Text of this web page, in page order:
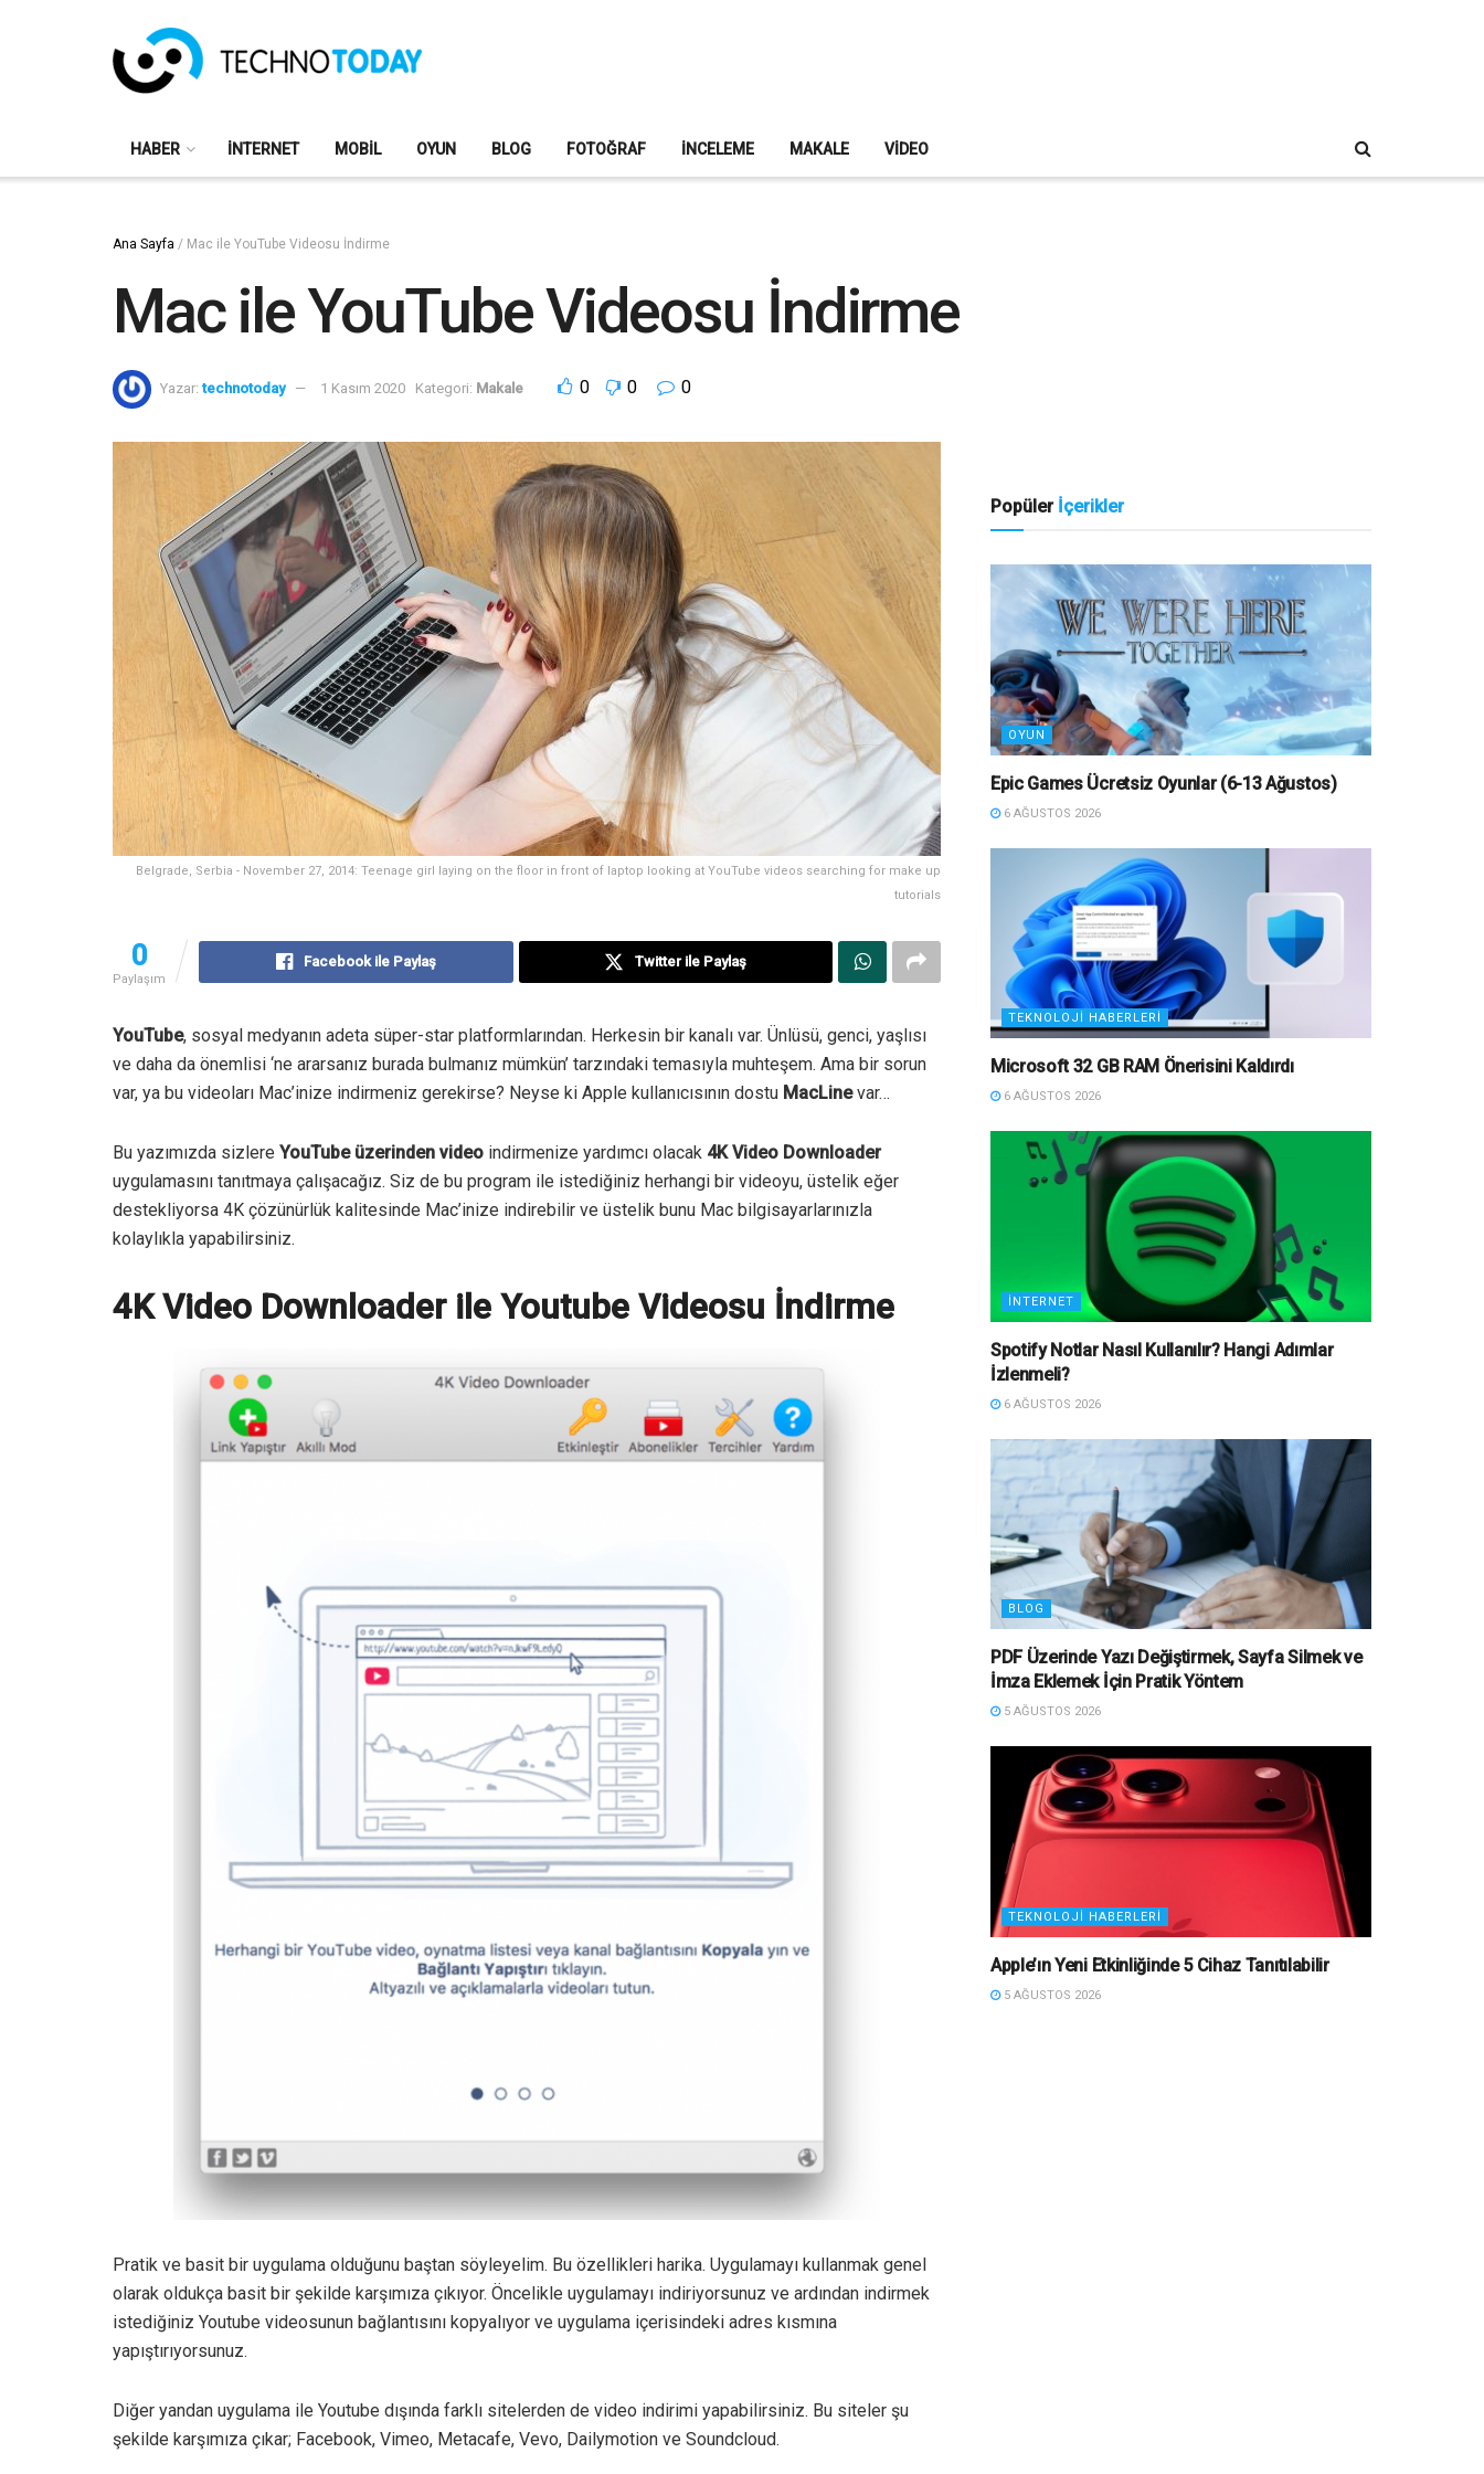
HABER İNTERNET MOBIL OYUN BLOG FOTOĞRAF İNCELEME MAKALE VIDEO
Ana Sayfa / Mac ile YouTube Videosu İndirme
Mac ile YouTube Videosu İndirme
Yazar: technotoday 1 Kasım 2020 Kategori: Makale 0 0 0
Belgrade, Serbia - November 27, 2014: Teenage girl laying on the floor in front of laptop looking at YouTube videos searching for make up
tutorials
0
Paylaşım
Facebook ile Paylaş Twitter ile Paylaş
YouTube, sosyal medyanın adeta süper-star platformlarından. Herkesin bir kanalı var. Ünlüsü, genci, yaşlısı
ve daha da önemlisi ‘ne ararsanız burada bulmanız mümkün’ tarzındaki temasıyla muhteşem. Ama bir sorun
var, ya bu videoları Mac’inize indirmeniz gerekirse? Neyse ki Apple kullanıcısının dostu MacLinevar…
Bu yazımızda sizlere YouTube üzerinden video indirmenize yardımcı olacak 4K Video Downloader
uygulamasını tanıtmaya çalışacağız. Siz de bu program ile istediğiniz herhangi bir videoyu, üstelik eğer
destekliyorsa 4K çözünürlük kalitesinde Mac’inize indirebilir ve üstelik bunu Mac bilgisayarlarınızla
kolaylıkla yapabilirsiniz.
4K Video Downloader ile Youtube Videosu İndirme
Pratik ve basit bir uygulama olduğunu baştan söyleyelim. Bu özellikleri harika. Uygulamayı kullanmak genel
olarak oldukça basit bir şekilde karşımıza çıkıyor. Öncelikle uygulamayı indiriyorsunuz ve ardından indirmek
istediğiniz Youtube videosunun bağlantısını kopyalıyor ve uygulama içerisindeki adres kısmına
yapıştırıyorsunuz.
Diğer yandan uygulama ile Youtube dışında farklı sitelerden de video indirimi yapabilirsiniz. Bu siteler şu
şekilde karşımıza çıkar; Facebook, Vimeo, Metacafe, Vevo, Dailymotion ve Soundcloud.
Popüler İçerikler
OYUN
Epic Games Ücretsiz Oyunlar (6-13 Ağustos)
6 AĞUSTOS 2026
TEKNOLOJI HABERLERI
Microsoft 32 GB RAM Önerisini Kaldırdı
6 AĞUSTOS 2026
İNTERNET
Spotify Notlar Nasıl Kullanılır? Hangi Adımlar
İzlenmeli?
6 AĞUSTOS 2026
BLOG
PDF Üzerinde Yazı Değiştirmek, Sayfa Silmek ve
İmza Eklemek İçin Pratik Yöntem
5 AĞUSTOS 2026
TEKNOLOJI HABERLERI
Apple’ın Yeni Etkinliğinde 5 Cihaz Tanıtılabilir
5 AĞUSTOS 2026